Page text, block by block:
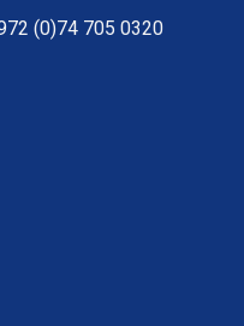
(0)74 705 0320